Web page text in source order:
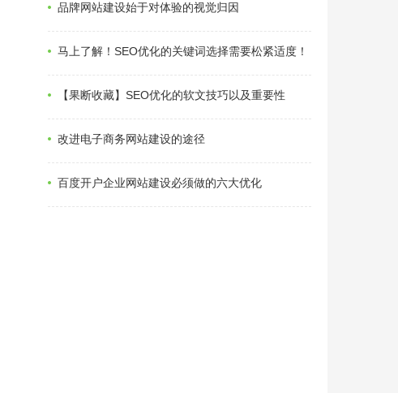
品牌网站建设始于对体验的视觉归因
马上了解！SEO优化的关键词选择需要松紧适度！
【果断收藏】SEO优化的软文技巧以及重要性
改进电子商务网站建设的途径
百度开户企业网站建设必须做的六大优化